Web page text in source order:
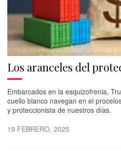
Los aranceles del
Embarcados en la esquizofrenia,
cuello blanco navegan en el
y proteccionista de nuestros días.
19 FEBRERO, 2025